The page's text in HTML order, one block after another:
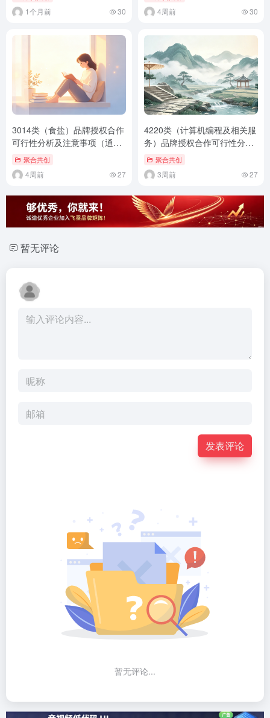
标准版）
1个月前 30 4周前 30
3014类（食盐）品牌授权合作
可行性分析及注意事项（通用
标准版）
聚合共创
4周前 27
4220类（计算机编程及相关服
务）品牌授权合作可行性分析
及注意事项（通用标准版）
聚合共创
3周前 27
暂无评论
发表评论
暂无评论...